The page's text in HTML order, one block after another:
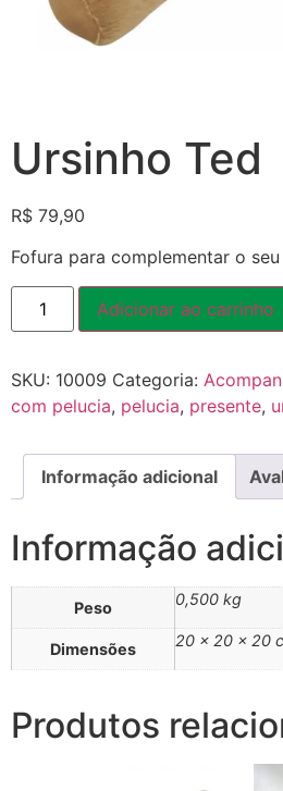
Ursinho Ted
R$ 79,90
Fofura para complementar o
Adicionar ao carrinho
SKU: 10009 Categoria:
com pelucia, pelucia, presente,
Informação adicional
Informação
Peso 0,500 kg
Dimensões 20 × 20 × 20
Produtos